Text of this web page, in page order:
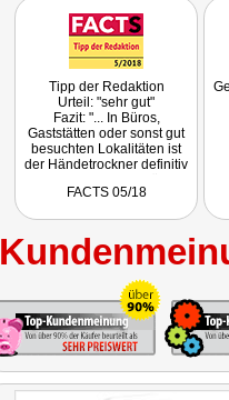
Tipp der Redaktion
Urteil: "sehr gut"
Fazit: "... In Büros,
Gaststätten oder sonst gut
besuchten Lokalitäten ist
der Händetrockner definitiv
WC."
FACTS 05/18